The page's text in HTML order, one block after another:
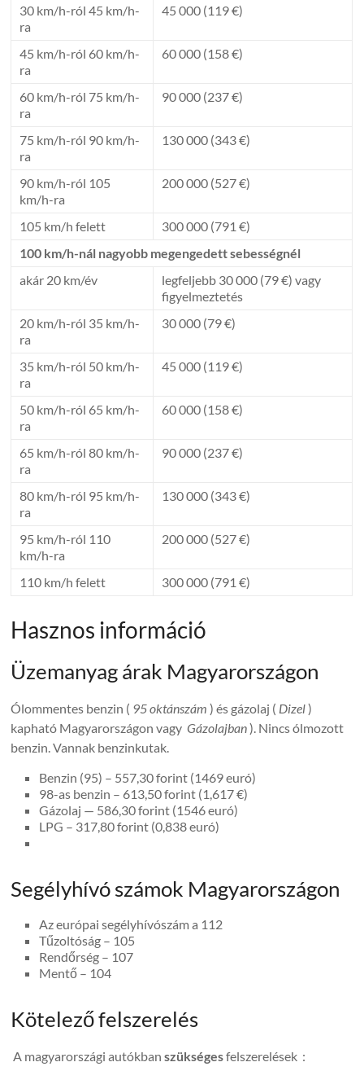
30 km/h-ról 45 km/h-
ra
45 000 (119 €)
45 km/h-ról 60 km/h-
ra
60 000 (158 €)
60 km/h-ról 75 km/h-
ra
90 000 (237 €)
75 km/h-ról 90 km/h-
ra
130 000 (343 €)
90 km/h-ról 105
km/h-ra
200 000 (527 €)
105 km/h felett
300 000 (791 €)
100 km/h-nál nagyobb megengedett sebességnél
akár 20 km/év
legfeljebb 30 000 (79 €) vagy
figyelmeztetés
20 km/h-ról 35 km/h-
ra
30 000 (79 €)
35 km/h-ról 50 km/h-
ra
45 000 (119 €)
50 km/h-ról 65 km/h-
ra
60 000 (158 €)
65 km/h-ról 80 km/h-
ra
90 000 (237 €)
80 km/h-ról 95 km/h-
ra
130 000 (343 €)
95 km/h-ról 110
km/h-ra
200 000 (527 €)
110 km/h felett 300 000 (791 €)
Hasznos információ
Üzemanyag árak Magyarországon
Ólommentes benzin ( 95 oktánszám ) és gázolaj ( Dizel)
kapható Magyarországon vagyGázolajban). Nincs ólmozott
benzin. Vannak benzinkutak.
Benzin (95) – 557,30 forint (1469 euró)
98-as benzin – 613,50 forint (1,617 €)
Gázolaj — 586,30 forint (1546 euró)
LPG – 317,80 forint (0,838 euró)
Segélyhívó számok Magyarországon
Az európai segélyhívószám a 112
Tűzoltóság – 105
Rendőrség – 107
Mentő – 104
Kötelező felszerelés
A magyarországi autókbanszükségesfelszerelések :